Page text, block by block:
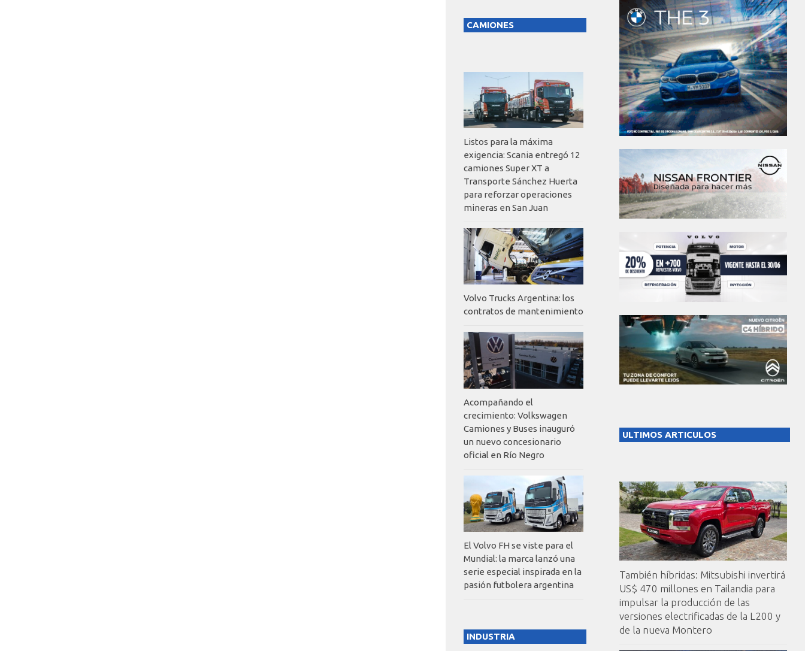
ULTIMOS ARTICULOS
También híbridas: Mitsubishi invertirá
US$ 470 millones en Tailandia para
impulsar la producción de las
versiones electrificadas de la L200 y
de la nueva Montero
CAMIONES
Listos para la máxima
exigencia: Scania entregó 12
camiones Super XT a
Transporte Sánchez Huerta
para reforzar operaciones
mineras en San Juan
Volvo Trucks Argentina: los
contratos de mantenimiento
Acompañando el
crecimiento: Volkswagen
Camiones y Buses inauguró
un nuevo concesionario
oficial en Río Negro
El Volvo FH se viste para el
Mundial: la marca lanzó una
serie especial inspirada en la
pasión futbolera argentina
INDUSTRIA